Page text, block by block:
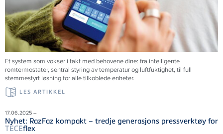
Et system som vokser i takt med behovene dine: fra intelligente
romtermostater, sentral styring av temperatur og luftfuktighet, til full
stemmestyrt løsning for alle tilkoblede enheter.
LES ARTIKKEL
17.06.2025 –
Nyhet: RazFaz kompakt – tredje generasjons pressverktøy for
TECEflex